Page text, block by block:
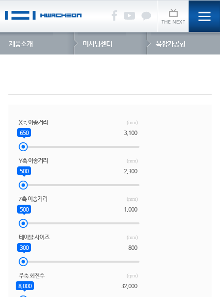
제품소개 머시닝센터 복합가공형
X축 이송거리 (mm)
3,100
650
Y축 이송거리 (mm)
2,300
500
Z축 이송거리 (mm)
1,000
500
테이블 사이즈 (mm)
800
300
주축 회전수 (rpm)
32,000
8,000